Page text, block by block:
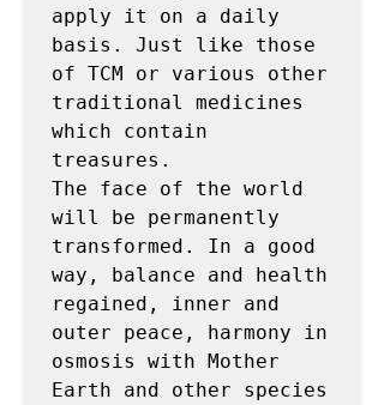
apply it on a daily
basis. Just like those
of TCM or various other
traditional medicines
which contain
treasures.
The face of the world
will be permanently
transformed. In a good
way, balance and health
regained, inner and
outer peace, harmony in
osmosis with Mother
Earth and other species